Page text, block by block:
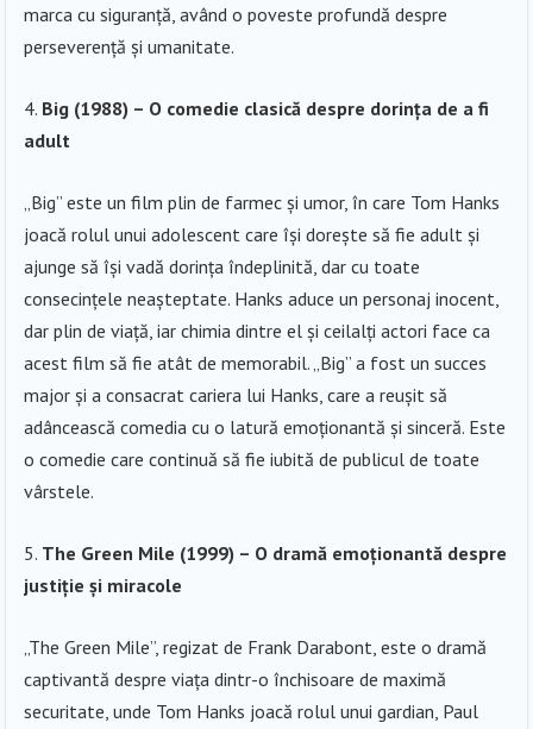
marca cu siguranță, având o poveste profundă despre
perseverență și umanitate.
Big (1988) – O comedie clasică despre dorința de a fi
adult
„Big” este un film plin de farmec și umor, în care Tom Hanks
joacă rolul unui adolescent care își dorește să fie adult și
ajunge să își vadă dorința îndeplinită, dar cu toate
consecințele neașteptate. Hanks aduce un personaj inocent,
dar plin de viață, iar chimia dintre el și ceilalți actori face ca
acest film să fie atât de memorabil. „Big” a fost un succes
major și a consacrat cariera lui Hanks, care a reușit să
adâncească comedia cu o latură emoționantă și sinceră. Este
o comedie care continuă să fie iubită de publicul de toate
vârstele.
The Green Mile (1999) – O dramă emoționantă despre
justiție și miracole
„The Green Mile”, regizat de Frank Darabont, este o dramă
captivantă despre viața dintr-o închisoare de maximă
securitate, unde Tom Hanks joacă rolul unui gardian, Paul